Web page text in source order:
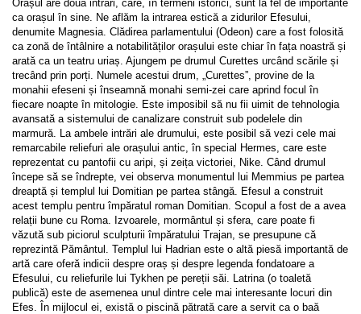
Orașul are două intrări, care, în termeni istorici, sunt la fel de importante
ca orașul în sine. Ne aflăm la intrarea estică a zidurilor Efesului,
denumite Magnesia. Clădirea parlamentului (Odeon) care a fost folosită
ca zonă de întâlnire a notabilităților orașului este chiar în fața noastră și
arată ca un teatru uriaș. Ajungem pe drumul Curettes urcând scările și
trecând prin porți. Numele acestui drum, „Curettes”, provine de la
monahii efeseni și înseamnă monahi semi-zei care aprind focul în
fiecare noapte în mitologie. Este imposibil să nu fii uimit de tehnologia
avansată a sistemului de canalizare construit sub podelele din
marmură. La ambele intrări ale drumului, este posibil să vezi cele mai
remarcabile reliefuri ale orașului antic, în special Hermes, care este
reprezentat cu pantofii cu aripi, și zeița victoriei, Nike. Când drumul
începe să se îndrepte, vei observa monumentul lui Memmius pe partea
dreaptă și templul lui Domitian pe partea stângă. Efesul a construit
acest templu pentru împăratul roman Domitian. Scopul a fost de a avea
relații bune cu Roma. Izvoarele, mormântul și sfera, care poate fi
văzută sub piciorul sculpturii împăratului Trajan, se presupune că
reprezintă Pământul. Templul lui Hadrian este o altă piesă importantă de
artă care oferă indicii despre oraș și despre legenda fondatoare a
Efesului, cu reliefurile lui Tykhen pe pereții săi. Latrina (o toaletă
publică) este de asemenea unul dintre cele mai interesante locuri din
Efes. În mijlocul ei, există o piscină pătrată care a servit ca o baă